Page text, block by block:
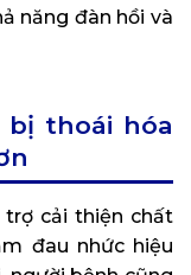
năng đàn hồi và
bị thoái hóa
cải thiện chất
đau nhức hiệu